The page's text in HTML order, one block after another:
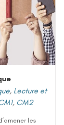
, Lecture et
, CM2
les